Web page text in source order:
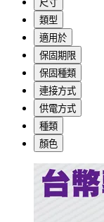
尺寸
類型
適用於
保固期限
保固種類
連接方式
供電方式
種類
顏色